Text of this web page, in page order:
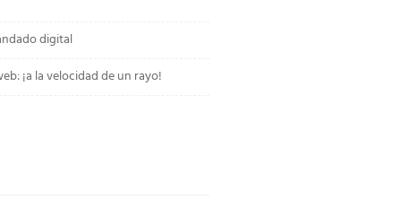
digital
¡a la velocidad de un rayo!